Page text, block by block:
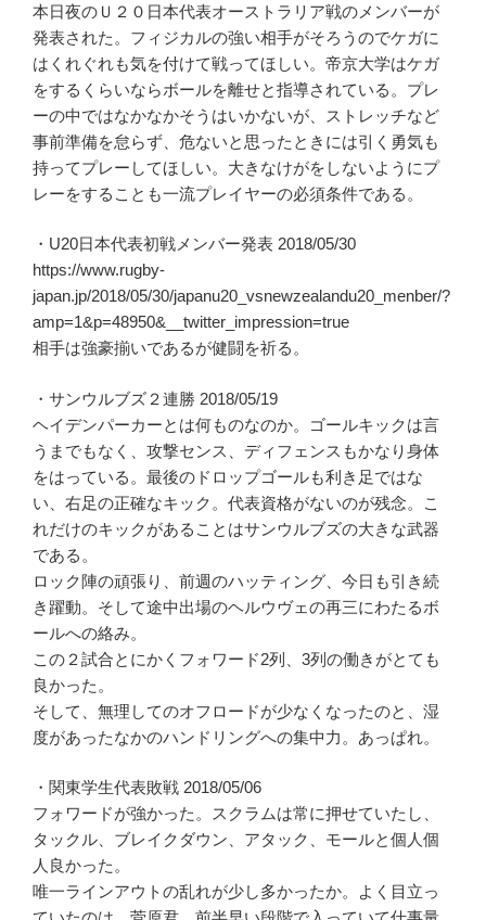
本日夜のＵ２０日本代表オーストラリア戦のメンバーが
発表された。フィジカルの強い相手がそろうのでケガに
はくれぐれも気を付けて戦ってほしい。帝京大学はケガ
をするくらいならボールを離せと指導されている。プレ
ーの中ではなかなかそうはいかないが、ストレッチなど
事前準備を怠らず、危ないと思ったときには引く勇気も
持ってプレーしてほしい。大きなけがをしないようにプ
レーをすることも一流プレイヤーの必須条件である。
・U20日本代表初戦メンバー発表 2018/05/30
https://www.rugby-
japan.jp/2018/05/30/japanu20_vsnewzealandu20_menber/?
amp=1&p=48950&__twitter_impression=true
相手は強豪揃いであるが健闘を祈る。
・サンウルブズ２連勝 2018/05/19
ヘイデンパーカーとは何ものなのか。ゴールキックは言
うまでもなく、攻撃センス、ディフェンスもかなり身体
をはっている。最後のドロップゴールも利き足ではな
い、右足の正確なキック。代表資格がないのが残念。こ
れだけのキックがあることはサンウルブズの大きな武器
である。
ロック陣の頑張り、前週のハッティング、今日も引き続
き躍動。そして途中出場のヘルウヴェの再三にわたるボ
ールへの絡み。
この２試合とにかくフォワード2列、3列の働きがとても
良かった。
そして、無理してのオフロードが少なくなったのと、湿
度があったなかのハンドリングへの集中力。あっぱれ。
・関東学生代表敗戦 2018/05/06
フォワードが強かった。スクラムは常に押せていたし、
タックル、ブレイクダウン、アタック、モールと個人個
人良かった。
唯一ラインアウトの乱れが少し多かったか。よく目立っ